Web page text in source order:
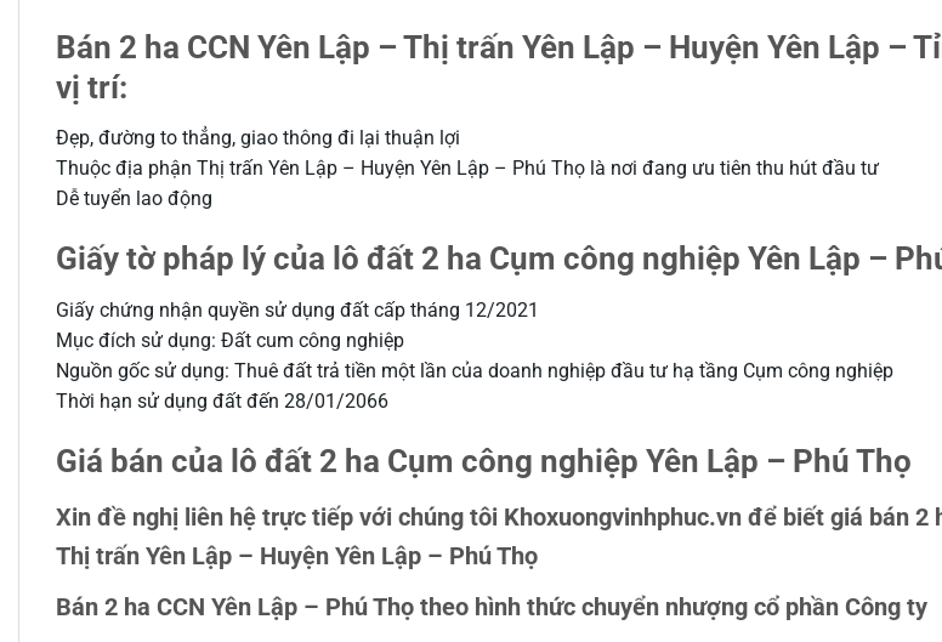
Bán 2 ha CCN Yên Lập – Thị trấn Yên Lập – Huyện Yên Lập –
vị trí:
Đẹp, đường to thẳng, giao thông đi lại thuận lợi
Thuộc địa phận Thị trấn Yên Lập – Huyện Yên Lập – Phú Thọ là nơi đang ưu tiên thu hút đầu tư
Dễ tuyển lao động
Giấy tờ pháp lý của lô đất 2 ha Cụm công nghiệp Yên Lập –
Giấy chứng nhận quyền sử dụng đất cấp tháng 12/2021
Mục đích sử dụng: Đất cum công nghiệp
Nguồn gốc sử dụng: Thuê đất trả tiền một lần của doanh nghiệp đầu tư hạ tầng Cụm công nghiệp
Thời hạn sử dụng đất đến 28/01/2066
Giá bán của lô đất 2 ha Cụm công nghiệp Yên Lập – Phú Thọ
Xin đề nghị liên hệ trực tiếp với chúng tôi Khoxuongvinhphuc.vn để biết giá bán 2
Thị trấn Yên Lập – Huyện Yên Lập – Phú Thọ
Bán 2 ha CCN Yên Lập – Phú Thọ theo hình thức chuyển nhượng cổ phần Công ty